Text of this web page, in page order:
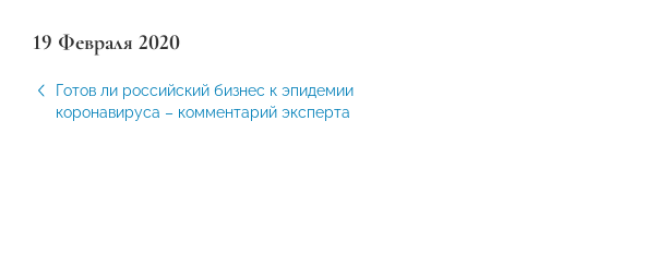
19 Февраля 2020
Готов ли российский бизнес к эпидемии
коронавируса – комментарий эксперта